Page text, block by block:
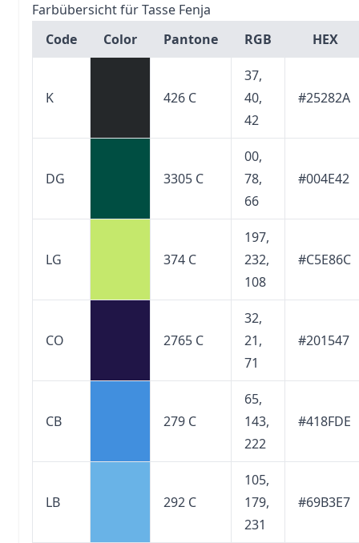
Farbübersicht für Tasse Fenja
Code
Color Pantone RGB HEX
K 426 C
37,
40,
42
#25282A
DG 3305 C
00,
78,
66
#004E42
LG 374 C
197,
232,
108
#C5E86C
CO 2765 C
32,
21,
71
#201547
CB 279 C
65,
143,
222
#418FDE
LB 292 C
105,
179,
231
#69B3E7